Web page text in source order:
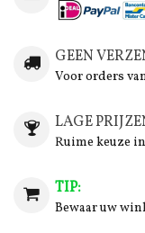
GEEN
Voor orders
LAGE
Ruime keuze
TIP:
Bewaar uw